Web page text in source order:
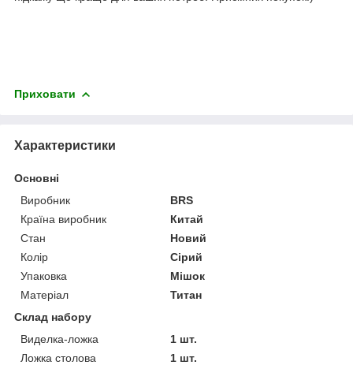
Приховати
Характеристики
Основні
Виробник
BRS
Країна виробник
Китай
Стан
Новий
Колір
Сірий
Упаковка
Мішок
Матеріал
Титан
Склад набору
Виделка-ложка
1 шт.
Ложка столова
1 шт.